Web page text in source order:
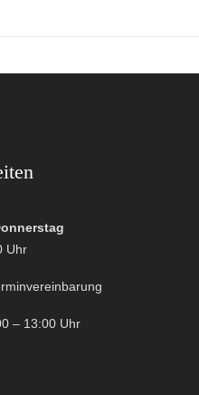
Uhr
– 13:00 Uhr